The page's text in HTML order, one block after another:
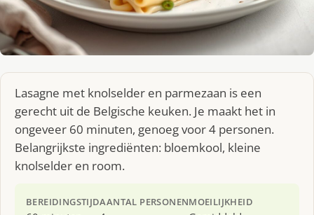
Lasagne met knolselder en parmezaan is een
gerecht uit de Belgische keuken. Je maakt het in
ongeveer 60 minuten, genoeg voor 4 personen.
Belangrijkste ingrediënten: bloemkool, kleine
knolselder en room.
BEREIDINGSTIJDAANTAL PERSONENMOEILIJKHEID